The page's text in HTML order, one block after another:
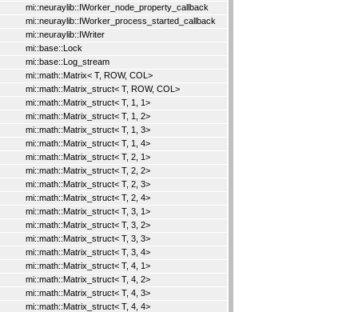
mi::neuraylib::IWorker_node_property_callback
mi::neuraylib::IWorker_process_started_callback
mi::neuraylib::IWriter
mi::base::Lock
mi::base::Log_stream
mi::math::Matrix< T, ROW, COL>
mi::math::Matrix_struct< T, ROW, COL>
mi::math::Matrix_struct< T, 1, 1>
mi::math::Matrix_struct< T, 1, 2>
mi::math::Matrix_struct< T, 1, 3>
mi::math::Matrix_struct< T, 1, 4>
mi::math::Matrix_struct< T, 2, 1>
mi::math::Matrix_struct< T, 2, 2>
mi::math::Matrix_struct< T, 2, 3>
mi::math::Matrix_struct< T, 2, 4>
mi::math::Matrix_struct< T, 3, 1>
mi::math::Matrix_struct< T, 3, 2>
mi::math::Matrix_struct< T, 3, 3>
mi::math::Matrix_struct< T, 3, 4>
mi::math::Matrix_struct< T, 4, 1>
mi::math::Matrix_struct< T, 4, 2>
mi::math::Matrix_struct< T, 4, 3>
mi::math::Matrix_struct< T, 4, 4>